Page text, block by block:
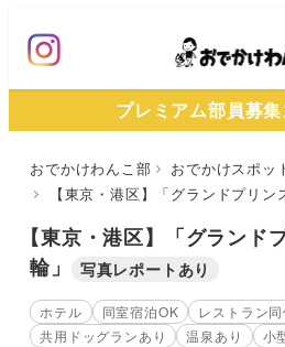
ン
プレミアム部員募
おでかけわんこ部 おでかけスポッ
【東京・港区】「グランドプリン
【東京・港区】「グランド
輪」
写真レポートあり
ホテル 同室宿泊OK
レストラン
共用ドッグランあり
温泉あり 小